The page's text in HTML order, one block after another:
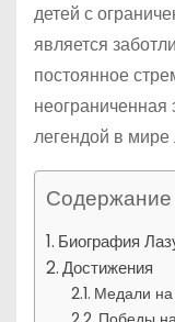
детей с
является
постоянное
легендой в
Содержание
Биография
Достижения
Медали на